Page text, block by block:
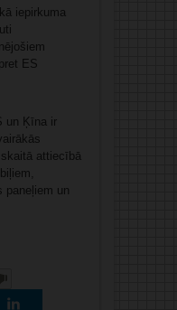
iepirkuma
ES
un Ķīna ir
attiecībā
paneļiem un